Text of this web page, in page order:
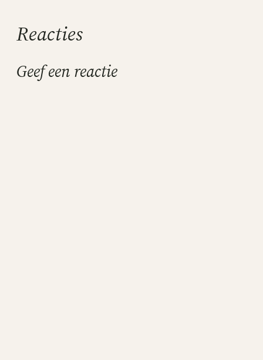
Reacties
Geef een reactie